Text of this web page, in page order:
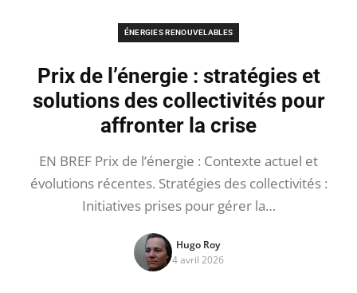
ÉNERGIES RENOUVELABLES
Prix de l’énergie : stratégies et
solutions des collectivités pour
affronter la crise
EN BREF Prix de l’énergie : Contexte actuel et
évolutions récentes. Stratégies des collectivités :
Initiatives prises pour gérer la…
Hugo Roy
4 avril 2026